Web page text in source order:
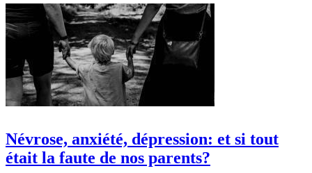
Névrose, anxiété, dépression: et si tout
était la faute de nos parents?